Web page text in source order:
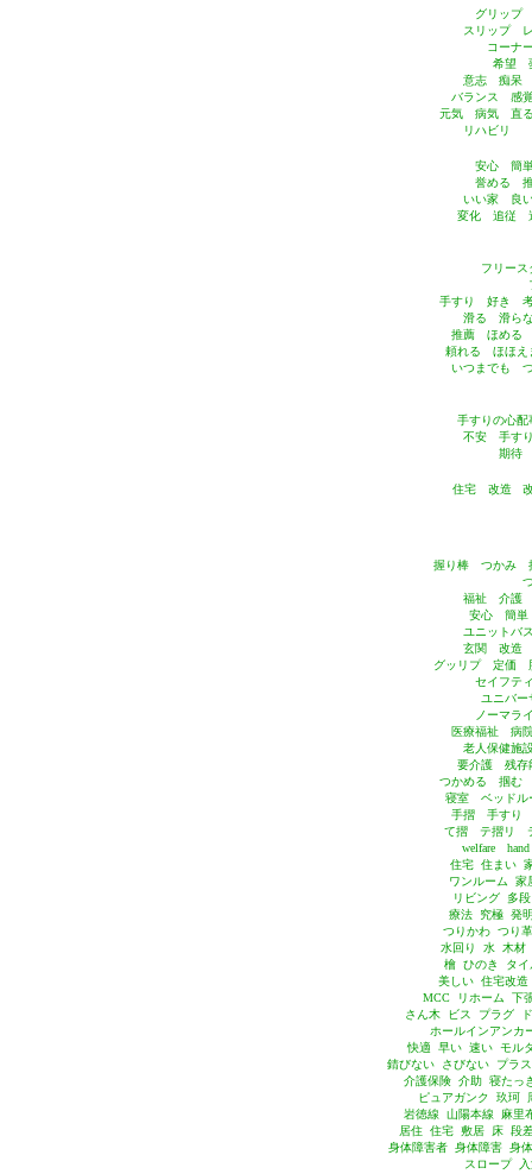
グリッ
スリップ
コーナ
希望
意志 痴呆
バランス
元気 病気 直
リハビリ
安心 簡
誉める
いい家 良
変化 追従
フリー
手すり 好き
滑る 滑ら
推薦 ほめ
頼れる ほほ
いつまでも
手すりの心
不安 手す
期待
住宅 改造
握り棒 つかみ
福祉 介護
安心 簡
ユニット
玄関 改造
グッリプ 定価
セイフテ
ユニバ
ノーマ
医療福祉 病
老人保健
要介護 残
つかめる 掴む
寝室 ベッド
手摺 手すり
て摺 テ摺リ
welfare
住宅 住まい
ワンルーム
リビング 多
療法 究極 発
つりかわ つり
水回り 水 木材
檜 ひのき タ
美しい 住宅改
MCC リホーム 下
さん木 ビス プラグ
ホールインアン
快適 早い 速い モル
錆びない さびない プラ
介護保険 介助 寝た
ピュアガンク 玖
岩徳線 山陽本線 麻
居住 住宅 敷居 床 段
身体障害者 身体障害 身
スロープ